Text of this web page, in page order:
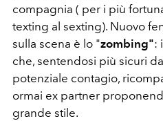
compagnia ( per i più
texting al sexting). Nuovo
sulla scena è lo "zombing":
che, sentendosi più sicuri
potenziale contagio,
ormai ex partner
grande stile.